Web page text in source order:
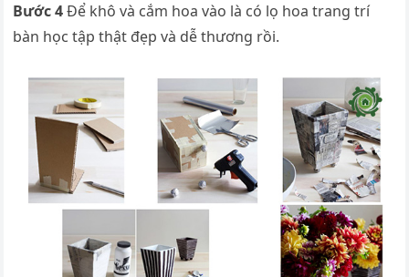
Bước 4Để khô và cắm hoa vào là có lọ hoa trang trí
bàn học tập thật đẹp và dễ thương rồi.